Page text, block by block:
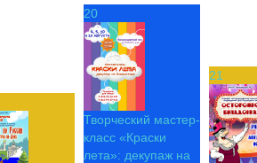
20
Творческий мастер-
класс «Краски
лета»: декупаж на
21